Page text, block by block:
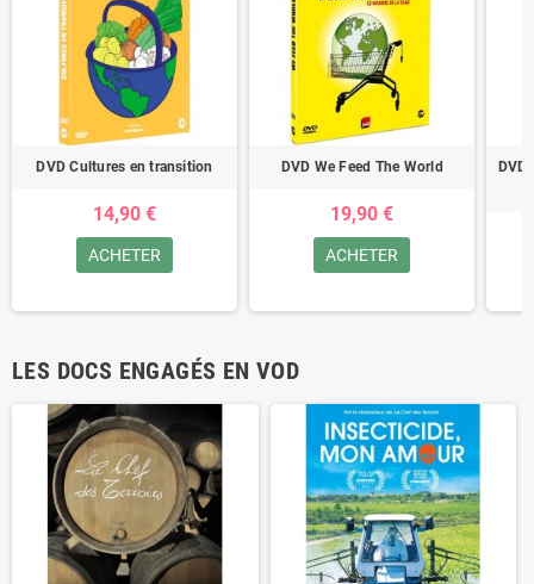
DVD Cultures en transition
14,90 €
ACHETER
DVD We Feed The World
19,90 €
ACHETER
LES DOCS ENGAGÉS EN VOD